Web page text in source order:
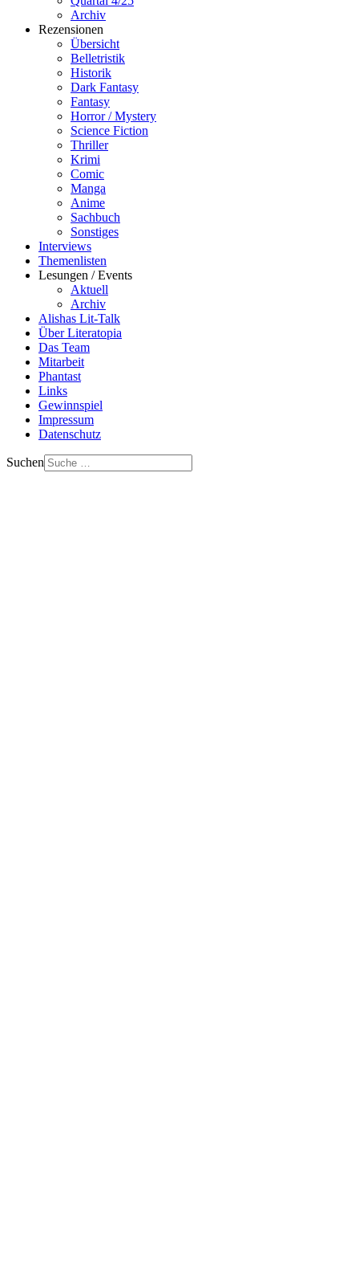
Archiv
Rezensionen
Übersicht
Belletristik
Historik
Dark Fantasy
Fantasy
Horror / Mystery
Science Fiction
Thriller
Krimi
Comic
Manga
Anime
Sachbuch
Sonstiges
Interviews
Themenlisten
Lesungen / Events
Aktuell
Archiv
Alishas Lit-Talk
Über Literatopia
Das Team
Mitarbeit
Phantast
Links
Gewinnspiel
Impressum
Datenschutz
Suchen